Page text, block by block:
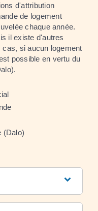
d'attribution
de logement
chaque année.
il existe d'autres
si aucun logement
possible en vertu du
(Dalo)